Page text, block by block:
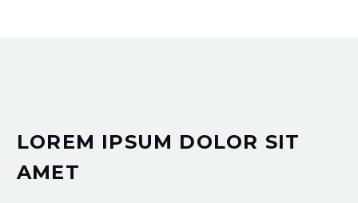
LOREM IPSUM DOLOR SIT
AMET